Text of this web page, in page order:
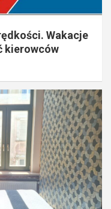
Wakacje
kierowców